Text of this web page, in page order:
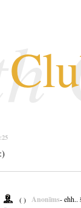
( ) Anonīms- ehh..